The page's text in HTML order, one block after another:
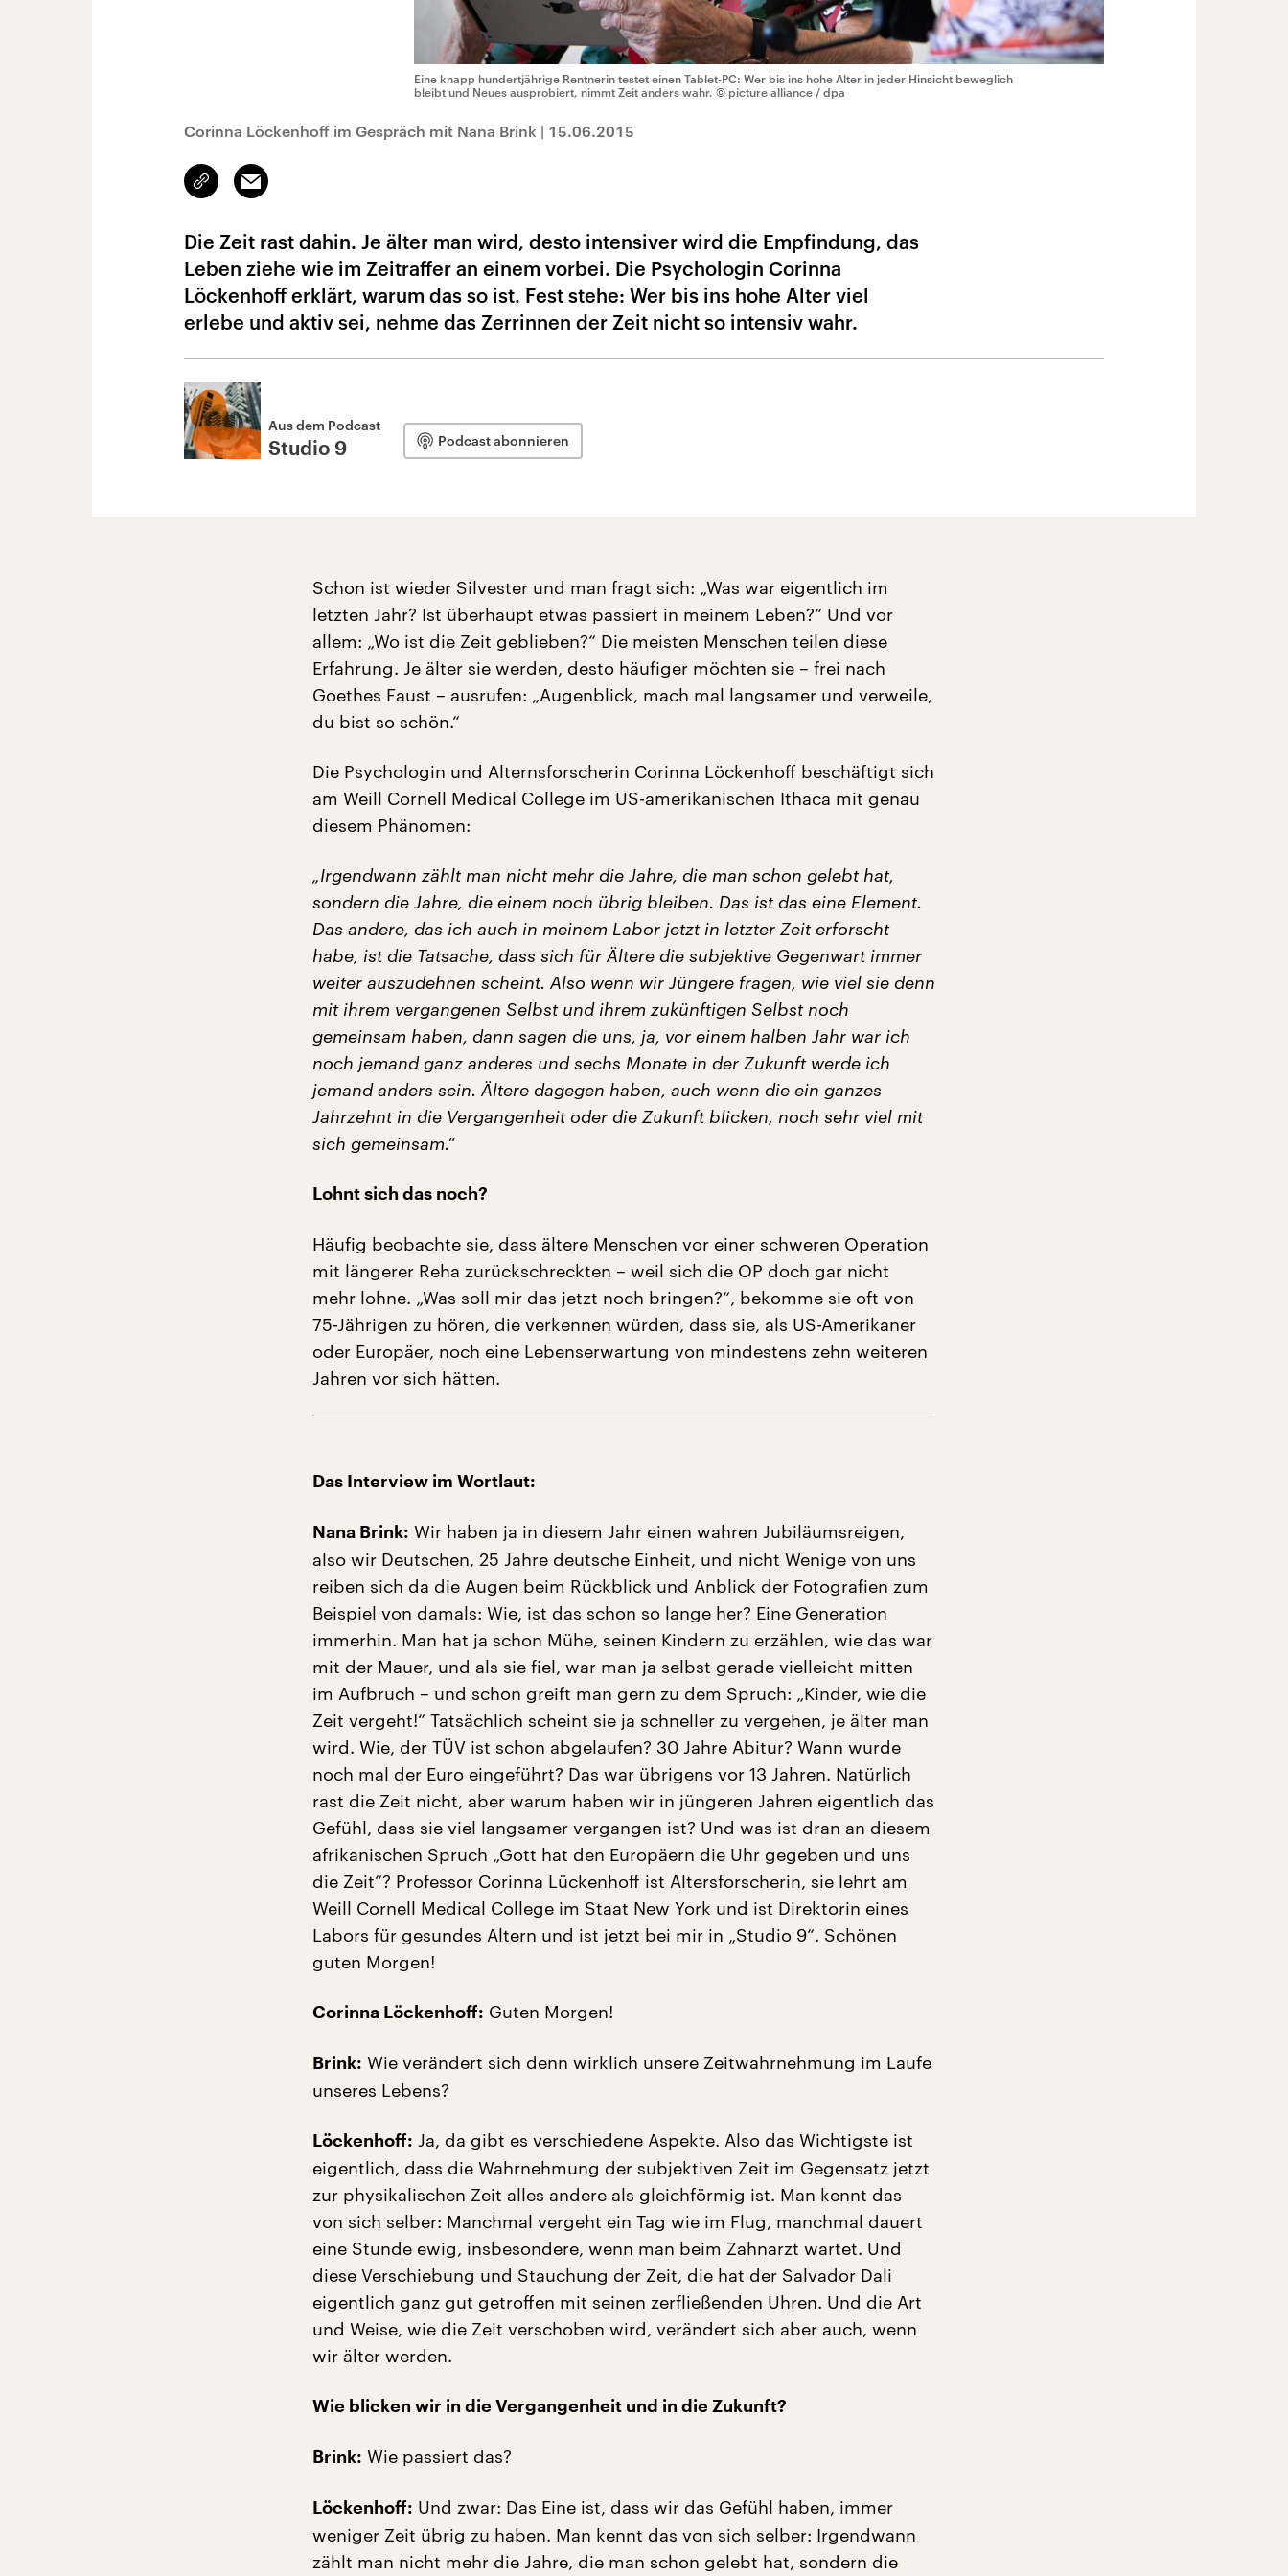
Eine knapp hundertjährige Rentnerin testet einen Tablet-PC: Wer bis ins hohe Alter in jeder Hinsicht beweglich
bleibt und Neues ausprobiert, nimmt Zeit anders wahr. © picture alliance / dpa
Corinna Löckenhoff im Gespräch mit Nana Brink | 15.06.2015
Link
kopieren/teilen
Email
Die Zeit rast dahin. Je älter man wird, desto intensiver wird die Empfindung, das
Leben ziehe wie im Zeitraffer an einem vorbei. Die Psychologin Corinna
Löckenhoff erklärt, warum das so ist. Fest stehe: Wer bis ins hohe Alter viel
erlebe und aktiv sei, nehme das Zerrinnen der Zeit nicht so intensiv wahr.
Aus dem Podcast
Studio 9 Podcast abonnieren
Schon ist wieder Silvester und man fragt sich: „Was war eigentlich im
letzten Jahr? Ist überhaupt etwas passiert in meinem Leben?“ Und vor
allem: „Wo ist die Zeit geblieben?“ Die meisten Menschen teilen diese
Erfahrung. Je älter sie werden, desto häufiger möchten sie – frei nach
Goethes Faust – ausrufen: „Augenblick, mach mal langsamer und verweile,
du bist so schön.“
Die Psychologin und Alternsforscherin Corinna Löckenhoff beschäftigt sich
am Weill Cornell Medical College im US-amerikanischen Ithaca mit genau
diesem Phänomen:
„Irgendwann zählt man nicht mehr die Jahre, die man schon gelebt hat,
sondern die Jahre, die einem noch übrig bleiben. Das ist das eine Element.
Das andere, das ich auch in meinem Labor jetzt in letzter Zeit erforscht
habe, ist die Tatsache, dass sich für Ältere die subjektive Gegenwart immer
weiter auszudehnen scheint. Also wenn wir Jüngere fragen, wie viel sie denn
mit ihrem vergangenen Selbst und ihrem zukünftigen Selbst noch
gemeinsam haben, dann sagen die uns, ja, vor einem halben Jahr war ich
noch jemand ganz anderes und sechs Monate in der Zukunft werde ich
jemand anders sein. Ältere dagegen haben, auch wenn die ein ganzes
Jahrzehnt in die Vergangenheit oder die Zukunft blicken, noch sehr viel mit
sich gemeinsam.“
Lohnt sich das noch?
Häufig beobachte sie, dass ältere Menschen vor einer schweren Operation
mit längerer Reha zurückschreckten – weil sich die OP doch gar nicht
mehr lohne. „Was soll mir das jetzt noch bringen?“, bekomme sie oft von
75-Jährigen zu hören, die verkennen würden, dass sie, als US-Amerikaner
oder Europäer, noch eine Lebenserwartung von mindestens zehn weiteren
Jahren vor sich hätten.
Das Interview im Wortlaut:
Nana Brink: Wir haben ja in diesem Jahr einen wahren Jubiläumsreigen,
also wir Deutschen, 25 Jahre deutsche Einheit, und nicht Wenige von uns
reiben sich da die Augen beim Rückblick und Anblick der Fotografien zum
Beispiel von damals: Wie, ist das schon so lange her? Eine Generation
immerhin. Man hat ja schon Mühe, seinen Kindern zu erzählen, wie das war
mit der Mauer, und als sie fiel, war man ja selbst gerade vielleicht mitten
im Aufbruch – und schon greift man gern zu dem Spruch: „Kinder, wie die
Zeit vergeht!“ Tatsächlich scheint sie ja schneller zu vergehen, je älter man
wird. Wie, der TÜV ist schon abgelaufen? 30 Jahre Abitur? Wann wurde
noch mal der Euro eingeführt? Das war übrigens vor 13 Jahren. Natürlich
rast die Zeit nicht, aber warum haben wir in jüngeren Jahren eigentlich das
Gefühl, dass sie viel langsamer vergangen ist? Und was ist dran an diesem
afrikanischen Spruch „Gott hat den Europäern die Uhr gegeben und uns
die Zeit“? Professor Corinna Lückenhoff ist Altersforscherin, sie lehrt am
Weill Cornell Medical College im Staat New York und ist Direktorin eines
Labors für gesundes Altern und ist jetzt bei mir in „Studio 9“. Schönen
guten Morgen!
Corinna Löckenhoff: Guten Morgen!
Brink: Wie verändert sich denn wirklich unsere Zeitwahrnehmung im Laufe
unseres Lebens?
Löckenhoff: Ja, da gibt es verschiedene Aspekte. Also das Wichtigste ist
eigentlich, dass die Wahrnehmung der subjektiven Zeit im Gegensatz jetzt
zur physikalischen Zeit alles andere als gleichförmig ist. Man kennt das
von sich selber: Manchmal vergeht ein Tag wie im Flug, manchmal dauert
eine Stunde ewig, insbesondere, wenn man beim Zahnarzt wartet. Und
diese Verschiebung und Stauchung der Zeit, die hat der Salvador Dali
eigentlich ganz gut getroffen mit seinen zerfließenden Uhren. Und die Art
und Weise, wie die Zeit verschoben wird, verändert sich aber auch, wenn
wir älter werden.
Wie blicken wir in die Vergangenheit und in die Zukunft?
Brink: Wie passiert das?
Löckenhoff: Und zwar: Das Eine ist, dass wir das Gefühl haben, immer
weniger Zeit übrig zu haben. Man kennt das von sich selber: Irgendwann
zählt man nicht mehr die Jahre, die man schon gelebt hat, sondern die